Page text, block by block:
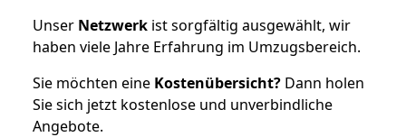
Unser Netzwerk ist sorgfältig ausgewählt, wir
haben viele Jahre Erfahrung im Umzugsbereich.
Sie möchten eine Kostenübersicht? Dann holen
Sie sich jetzt kostenlose und unverbindliche
Angebote.